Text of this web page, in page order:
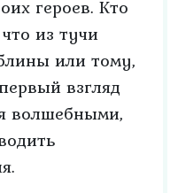
героев. Кто
из тучи
или тому,
взгляд
волшебными,